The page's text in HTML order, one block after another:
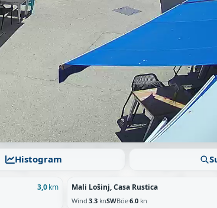
Histogram
3,0km Mali Lošinj, Casa Rustica
Wind 3.3knSWBöe6.0kn